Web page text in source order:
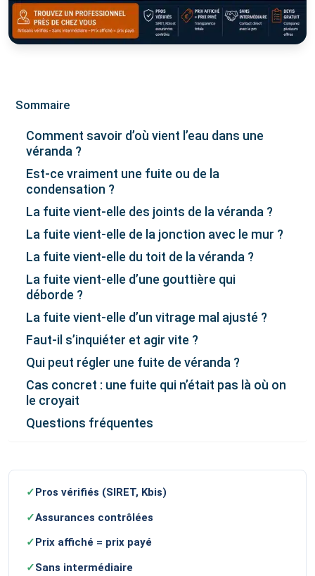
Sommaire
Comment savoir d’où vient l’eau dans une
véranda ?
Est-ce vraiment une fuite ou de la
condensation ?
La fuite vient-elle des joints de la véranda ?
La fuite vient-elle de la jonction avec le mur ?
La fuite vient-elle du toit de la véranda ?
La fuite vient-elle d’une gouttière qui
déborde ?
La fuite vient-elle d’un vitrage mal ajusté ?
Faut-il s’inquiéter et agir vite ?
Qui peut régler une fuite de véranda ?
Cas concret : une fuite qui n’était pas là où on
le croyait
Questions fréquentes
✓Pros vérifiés (SIRET, Kbis)
✓Assurances contrôlées
✓Prix affiché = prix payé
✓Sans intermédiaire